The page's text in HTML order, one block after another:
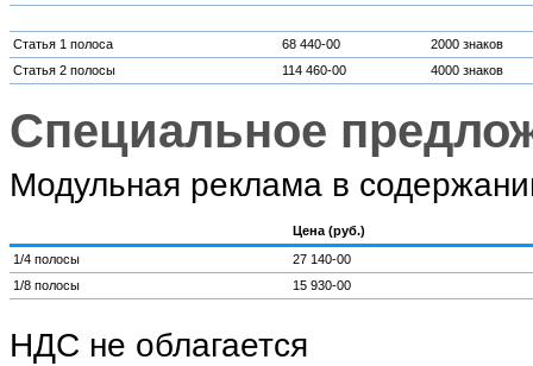
Статья 1 полоса 68 440-00
2000 знаков
Статья 2 полосы
114 460-00 4000 знаков
Специальное
Модульная реклама в
Цена (руб.)
1/4 полосы
27 140-00
1/8 полосы
15 930-00
НДС не облагается